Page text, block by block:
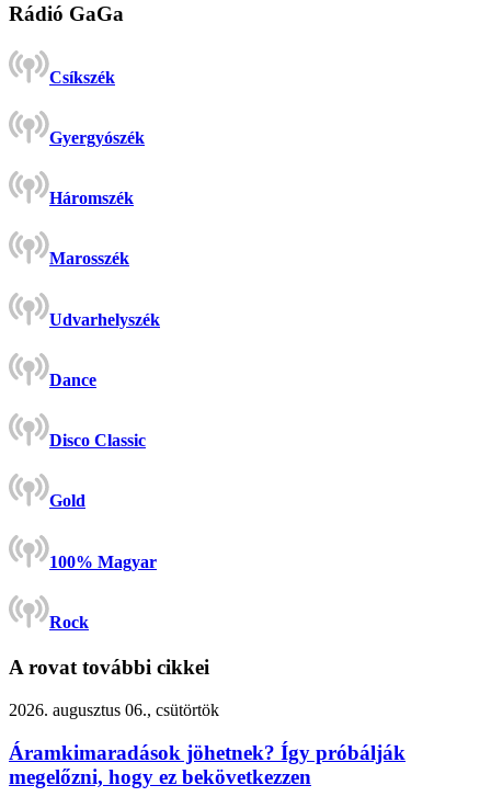
Rádió GaGa
Csíkszék
Gyergyószék
Háromszék
Marosszék
Udvarhelyszék
Dance
Disco Classic
Gold
100% Magyar
Rock
A rovat további cikkei
2026. augusztus 06., csütörtök
Áramkimaradások jöhetnek? Így próbálják
megelőzni, hogy ez bekövetkezzen